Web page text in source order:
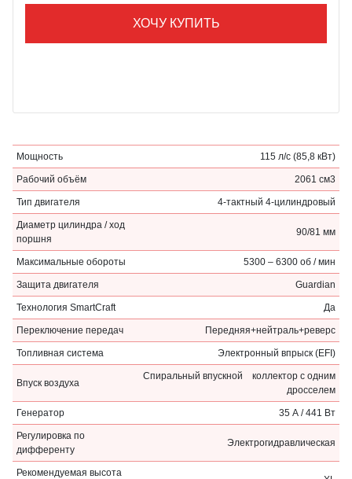
ХОЧУ КУПИТЬ
Мощность 115 л/с (85,8 кВт)
Рабочий объём 2061 см3
Тип двигателя 4-тактный 4-цилиндровый
Диаметр цилиндра / ход
поршня
90/81 мм
Максимальные обороты 5300 – 6300 об / мин
Защита двигателя Guardian
Технология SmartCraft Да
Переключение передач Передняя+нейтраль+реверс
Топливная система Электронный впрыск (EFI)
Впуск воздуха
Спиральный впускной коллектор с одним
дросселем
Генератор 35 А / 441 Вт
Регулировка по
дифференту
Электрогидравлическая
Рекомендуемая высота